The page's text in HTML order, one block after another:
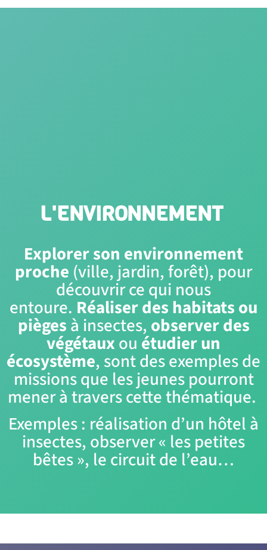
L'ENVIRONNEMENT
Explorer son environnement
proche (ville, jardin, forêt), pour
découvrir ce qui nous
entoure. Réaliser des habitats ou
piègesà insectes,observer des
végétauxou étudier un
écosystème, sont des exemples de
missions que les jeunes pourront
mener à travers cette thématique.
Exemples : réalisation d’un hôtel à
insectes, observer « les petites
bêtes », le circuit de l’eau…